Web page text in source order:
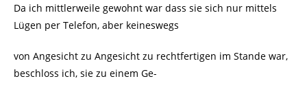
Da ich mittlerweile gewohnt war dass sie sich nur mittels
Lügen per Telefon, aber keineswegs
von Angesicht zu Angesicht zu rechtfertigen im Stande war,
beschloss ich, sie zu einem Ge-